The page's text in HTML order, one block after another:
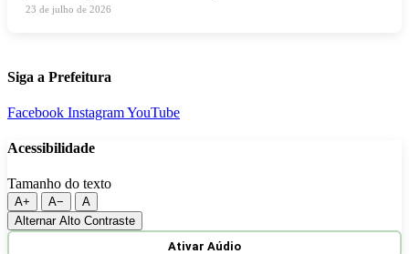
23 de julho de 2026
Siga a Prefeitura
Facebook InstagramYouTube
Acessibilidade
Tamanho do texto
A+ A−
A
Alternar Alto Contraste
Ativar Aúdio